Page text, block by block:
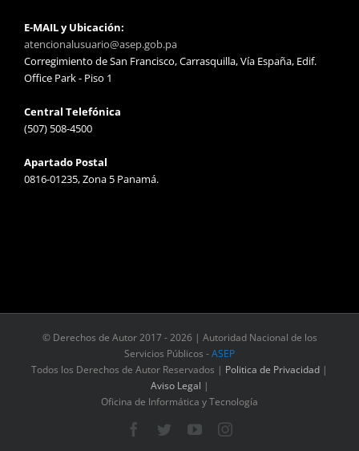
E-MAIL y Ubicación:
atencionalusuario@asep.gob.pa
Corregimiento de San Francisco, Carrasquilla, Vía España, Edif.
Office Park - Piso 1
Central Telefónica
(507) 508-4500
Apartado Postal
0816-01235, Zona 5 Panamá.
© Derechos de Autor 2017 -2026 | Autoridad Nacional de los
Servicios Públicos -ASEP
Todos los Derechos de Autor Reservados | Politica de Privacidad |
Aviso Legal |
Oficina de Informática y Tecnología
Facebook
TwitterYouTubeInstagram